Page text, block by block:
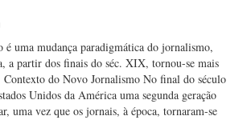
é uma mudança paradigmática do jornalismo,
a partir dos finais do séc. XIX, tornou-se mais
do Novo Jornalismo No final do século
Unidos da América uma segunda geração
uma vez que os jornais, à época, tornaram-se